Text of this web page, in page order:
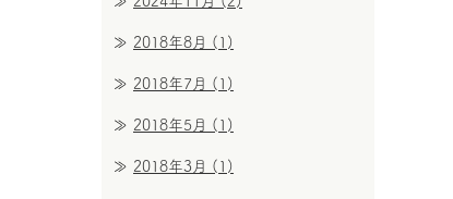
2018年8月 (1)
2018年7月 (1)
2018年5月 (1)
2018年3月 (1)